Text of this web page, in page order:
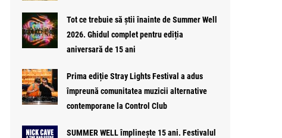
Tot ce trebuie să știi înainte de Summer Well
2026. Ghidul complet pentru ediția
aniversară de 15 ani
Prima ediție Stray Lights Festival a adus
împreună comunitatea muzicii alternative
contemporane la Control Club
SUMMER WELL împlinește 15 ani. Festivalul